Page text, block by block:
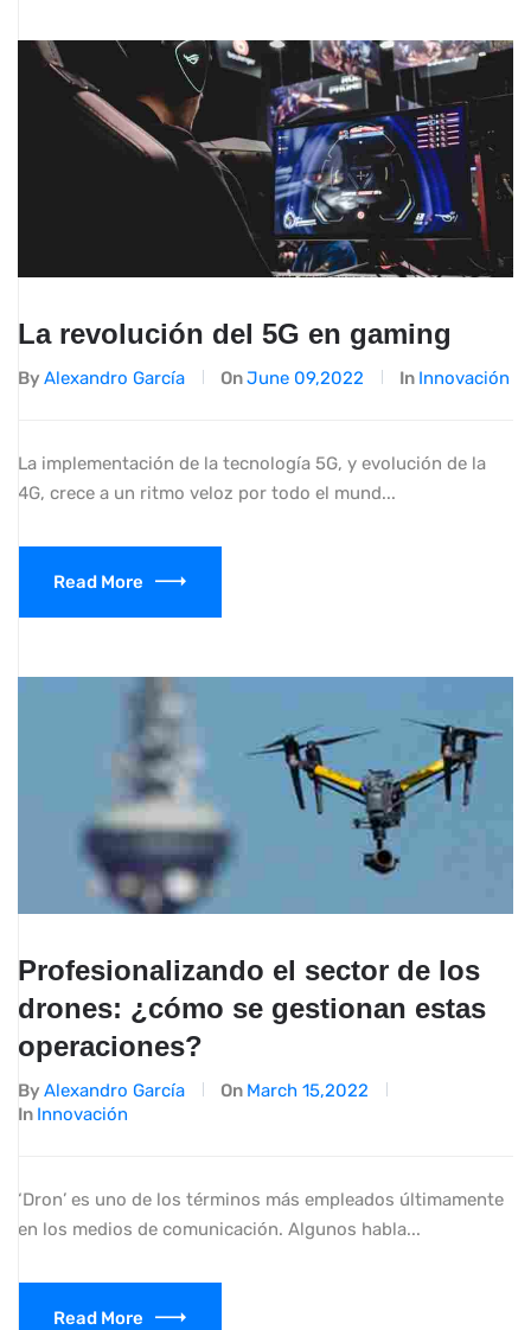
La revolución del 5G en gaming
By Alexandro García OnJune 09,2022 In Innovación
La implementación de la tecnología 5G, y evolución de la
4G, crece a un ritmo veloz por todo el mund...
Read More
Profesionalizando el sector de los
drones: ¿cómo se gestionan estas
operaciones?
By Alexandro García On March 15,2022
In Innovación
‘Dron’ es uno de los términos más empleados últimamente
en los medios de comunicación. Algunos habla...
Read More